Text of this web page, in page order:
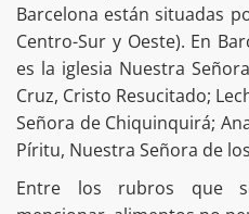
Barcelona están situadas
Centro-Sur y Oeste). En
es la iglesia Nuestra
Cruz, Cristo Resucitado;
Señora de Chiquinquirá;
Píritu, Nuestra Señora de
Entre los rubros que